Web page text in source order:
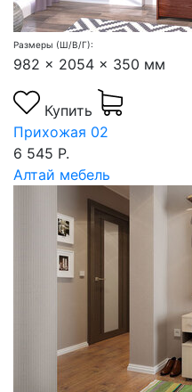
Размеры (Ш/В/Г):
982 x 2054 x 350 мм
Купить
Прихожая 02
6 545 Р.
Алтай мебель